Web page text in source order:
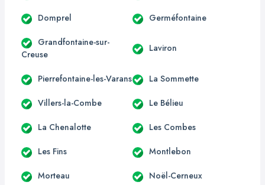
Domprel Germéfontaine
Grandfontaine-sur-
Creuse
Laviron
Pierrefontaine-les-Varans La Sommette
Villers-la-Combe Le Bélieu
La Chenalotte Les Combes
Les Fins Montlebon
Morteau Noël-Cerneux